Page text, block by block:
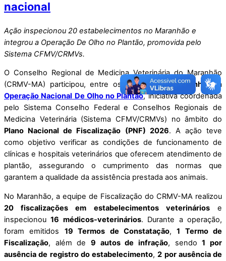
nacional
Ação inspecionou 20 estabelecimentos no Maranhão e
integrou a Operação De Olho no Plantão, promovida pelo
Sistema CFMV/CRMVs.
O Conselho Regional de Medicina Veterinária do Maranhão
(CRMV-MA) participou, entre os dias8 e 14 de junho, da
Operação Nacional De Olho no Plantão, iniciativa coordenada
pelo Sistema Conselho Federal e Conselhos Regionais de
Medicina Veterinária (Sistema CFMV/CRMVs) no âmbito do
Plano Nacional de Fiscalização (PNF) 2026. A ação teve
como objetivo verificar as condições de funcionamento de
clínicas e hospitais veterinários que oferecem atendimento de
plantão, assegurando o cumprimento das normas que
garantem a qualidade da assistência prestada aos animais.
No Maranhão, a equipe de Fiscalização do CRMV-MA realizou
20 fiscalizações em estabelecimentos veterináriose
inspecionou16 médicos-veterinários. Durante a operação,
foram emitidos 19 Termos de Constatação,1 Termo de
Fiscalização, além de 9 autos de infração, sendo1 por
ausência de registro do estabelecimento,2 por ausência de